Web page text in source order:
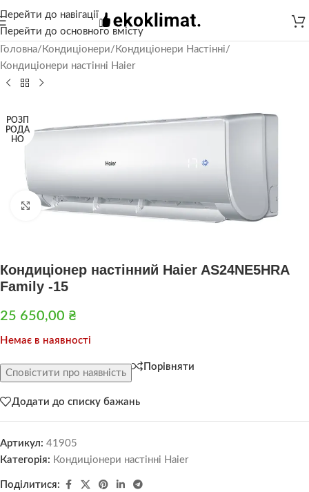
Перейти до навігації
Перейти до основного вмісту
Головна/ Кондиціонери/ Кондиціонери Настінні/
Кондиціонери настінні Haier
РОЗП
РОДА
НО
Натисніть, щоб збільшити
Кондиціонер настінний Haier AS24NE5HRA
Family -15
25 650,00 ₴
Немає в наявності
Сповістити про наявність
Порівняти
Додати до списку бажань
Артикул: 41905
Категорія: Кондиціонери настінні Haier
Поділитися: